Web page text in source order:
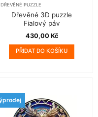
DŘEVĚNÉ PUZZLE
Dřevěné 3D puzzle
Fialový páv
430,00 Kč
PŘIDAT DO KOŠÍKU